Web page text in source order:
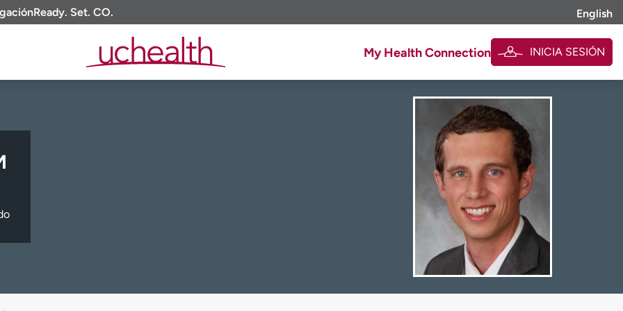
Ready. Set. CO. English
My Health Connection INICIA SESIÓN